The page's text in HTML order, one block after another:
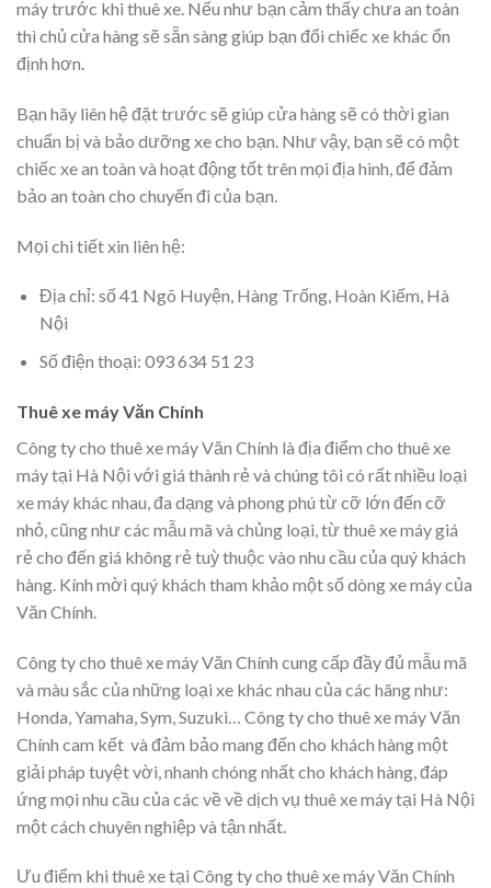
máy trước khi thuê xe. Nếu như bạn cảm thấy chưa an toàn
thì chủ cửa hàng sẽ sẵn sàng giúp bạn đổi chiếc xe khác ổn
định hơn.
Bạn hãy liên hệ đặt trước sẽ giúp cửa hàng sẽ có thời gian
chuẩn bị và bảo dưỡng xe cho bạn. Như vậy, bạn sẽ có một
chiếc xe an toàn và hoạt động tốt trên mọi địa hình, để đảm
bảo an toàn cho chuyến đi của bạn.
Mọi chi tiết xin liên hệ:
Địa chỉ: số 41 Ngõ Huyện, Hàng Trống, Hoàn Kiếm, Hà
Nội
Số điện thoại: 093 634 51 23
Thuê xe máy Văn Chính
Công ty cho thuê xe máy Văn Chính là địa điểm cho thuê xe
máy tại Hà Nội với giá thành rẻ và chúng tôi có rất nhiều loại
xe máy khác nhau, đa dạng và phong phú từ cỡ lớn đến cỡ
nhỏ, cũng như các mẫu mã và chủng loại, từ thuê xe máy giá
rẻ cho đến giá không rẻ tuỳ thuộc vào nhu cầu của quý khách
hàng. Kính mời quý khách tham khảo một số dòng xe máy của
Văn Chính.
Công ty cho thuê xe máy Văn Chính cung cấp đầy đủ mẫu mã
và màu sắc của những loại xe khác nhau của các hãng như:
Honda, Yamaha, Sym, Suzuki… Công ty cho thuê xe máy Văn
Chính cam kết và đảm bảo mang đến cho khách hàng một
giải pháp tuyệt vời, nhanh chóng nhất cho khách hàng, đáp
ứng mọi nhu cầu của các về về dịch vụ thuê xe máy tại Hà Nội
một cách chuyên nghiệp và tận nhất.
Ưu điểm khi thuê xe tại Công ty cho thuê xe máy Văn Chính